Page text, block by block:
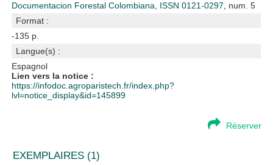
Documentacion Forestal Colombiana, ISSN 0121-0297 , num. 5
Format :
-135 p.
Langue(s) :
Espagnol
Lien vers la notice :
https://infodoc.agroparistech.fr/index.php?
lvl=notice_display&id=145899
Réserver
EXEMPLAIRES (1)